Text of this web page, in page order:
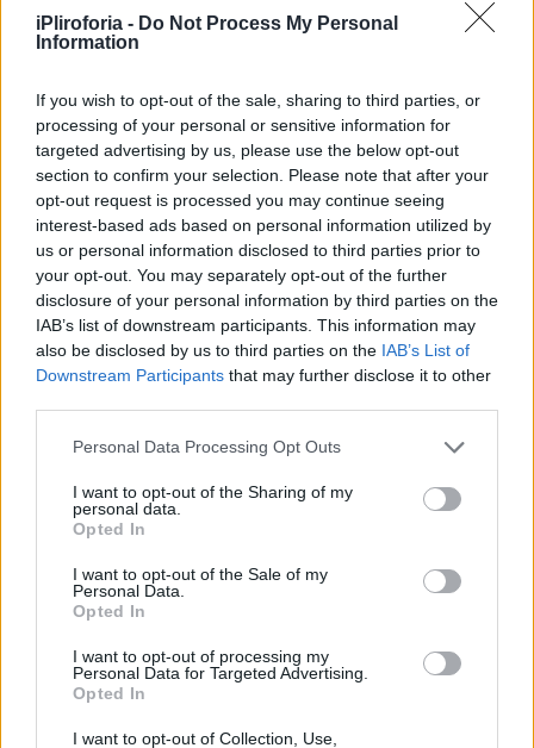
iPliroforia - Do Not Process My Personal
Information
If you wish to opt-out of the sale, sharing to third parties, or
processing of your personal or sensitive information for
targeted advertising by us, please use the below opt-out
section to confirm your selection. Please note that after your
opt-out request is processed you may continue seeing
interest-based ads based on personal information utilized by
us or personal information disclosed to third parties prior to
your opt-out. You may separately opt-out of the further
disclosure of your personal information by third parties on the
IAB’s list of downstream participants. This information may
also be disclosed by us to third parties on the IAB’s List of
Downstream Participants that may further disclose it to other
Personal Data Processing Opt Outs
I want to opt-out of the Sharing of my
personal data.
Opted In
I want to opt-out of the Sale of my
Personal Data.
Opted In
I want to opt-out of processing my
Personal Data for Targeted Advertising.
Opted In
I want to opt-out of Collection, Use,
παρόν, αλλά ας κάνουμε λίγο υπομονή, εκτός
από τα δημοσιεύματα τα οποία είδατε.
Περιμένουμε να μας πουν οι γιατροί αν τα
πράγματα πάνε καλύτερα ή χειρότερα. Προς
το παρόν είναι σε στάσιμη κατάσταση,
διασωληνωμένη και η γυναίκα δίνει την
μεγάλη μάχη της ζωή της, για να κρατηθεί
στη ζωή. Είμαι πάρα πολύ στεναχωρημένος
και καταρρακωμένος από όλη την ημέρα στο
νοσοκομείο”, είπε αρχικά ο στενός φίλος της
ηθοποιού, Θωμάς Χούντας, μιλώντας στο
MEGA.